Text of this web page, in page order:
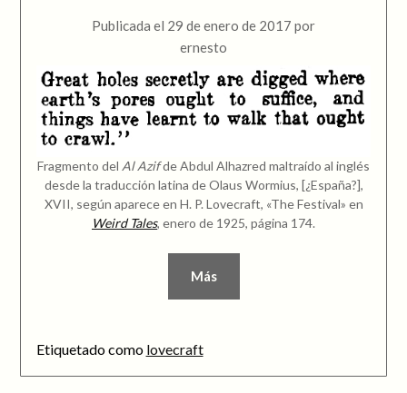
Publicada el 29 de enero de 2017 por
ernesto
Fragmento del Al Azifde Abdul Alhazred maltraído al inglés
desde la traducción latina de Olaus Wormius, [¿España?],
XVII, según aparece en H. P. Lovecraft, «The Festival» en
Weird Tales, enero de 1925, página 174.
Más
Etiquetado como lovecraft